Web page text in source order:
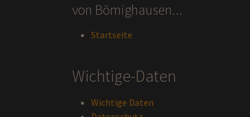
von Bömighausen...
Startseite
Wichtige-Daten
Wichtige Daten